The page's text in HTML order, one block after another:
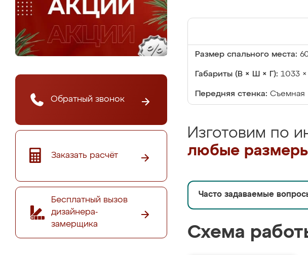
Обратный звонок
Заказать расчёт
Бесплатный вызов
дизайнера-
замерщика
Размер спального места:
Габариты (В × Ш × Г): 1033
Передняя стенка: Съемная
Изготовим по
любые
Часто задаваемые
Схема